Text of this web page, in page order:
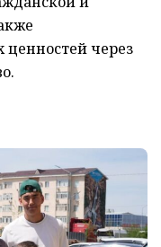
через